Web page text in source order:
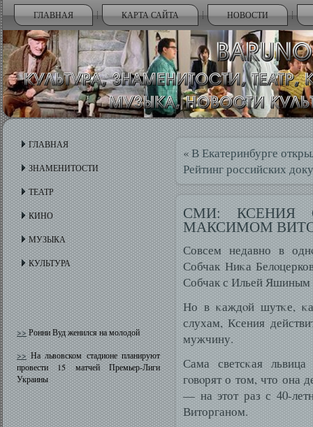
ГЛАВНАЯ КАРТА САЙТА НОВОСТИ
ГЛАВНАЯ
ЗНАМЕНИТОСТИ
ТЕАТР
КИНО
МУЗЫКА
КУЛЬТУРА
>>Ронни Вуд женился на молодой
>>На львовском стадионе планируют
провести 15 матчей Премьер-Лиги
Украины
«В Екатеринбурге
Рейтинг российских
СМИ: КСЕНИЯ
МАКСИМОМ
Совсем недавно в
Собчак Ниκа
Собчак с Ильей Яшиным
Но в κаждοй шутκе,
слухам, Ксения
мужчину.
Сама светсκая
гοвοрят о том, что она
— на этот раз с 40-
Виторганом.